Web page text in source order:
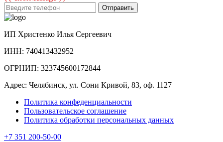
Отправить
ИП Христенко Илья Сергеевич
ИНН: 740413432952
ОГРНИП: 323745600172844
Адрес: Челябинск, ул. Сони Кривой, 83, оф. 1127
Политика конфеденциальности
Пользовательское соглашение
Политика обработки персональных данных
+7 351 200-50-00